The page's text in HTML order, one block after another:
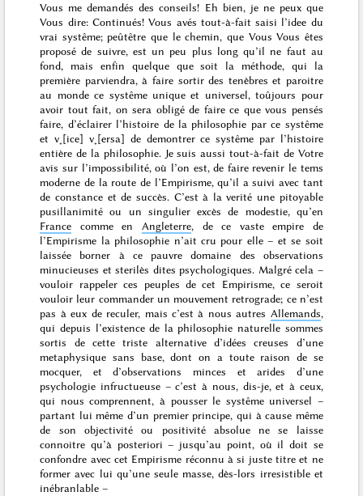
Vous me demandés des conseils! Eh bien, je ne peux que
Vous dire: Continués! Vous avés tout-à-fait saisi l’idee du
vrai systême; peûtêtre que le chemin, que Vous Vous êtes
proposé de suivre, est un peu plus long qu’il ne faut au
fond, mais enfin quelque que soit la méthode, qui la
première parviendra, à faire sortir des tenèbres et paroitre
au monde ce systême unique et universel, toûjours pour
avoir tout fait, on sera obligé de faire ce que vous pensés
faire, d’éclairer l’histoire de la philosophie par ce systême
et v˖[ice] v˖[ersa] de demontrer ce systême par l’histoire
entière de la philosophie. Je suis aussi tout-à-fait de Votre
avis sur l’impossibilité, où l’on est, de faire revenir le tems
moderne de la route de l’Empirisme, qu’il a suivi avec tant
de constance et de succès. C’est à la verité une pitoyable
pusillanimité ou un singulier excès de modestie, qu’en
France comme en Angleterre, de ce vaste empire de
l’Empirisme la philosophie n’ait cru pour elle – et se soit
laissée borner à ce pauvre domaine des observations
minucieuses et sterilès dites psychologiques. Malgré cela –
vouloir rappeler ces peuples de cet Empirisme, ce seroit
vouloir leur commander un mouvement retrograde; ce n’est
pas à eux de reculer, mais c’est à nous autres Allemands,
qui depuis l’existence de la philosophie naturelle sommes
sortis de cette triste alternative d’idées creuses d’une
metaphysique sans base, dont on a toute raison de se
mocquer, et d’observations minces et arides d’une
psychologie infructueuse – c’est à nous, dis-je, et à ceux,
qui nous comprennent, à pousser le systême universel –
partant lui même d’un premier principe, qui à cause même
de son objectivitéou positivité absoluene se laisse
connoitre qu’à posteriori – jusqu’au point, où il doit se
confondre avec cet Empirisme réconnu à si juste titre et ne
former avec lui qu’une seule masse, dès-lors irresistible et
inébranlable –